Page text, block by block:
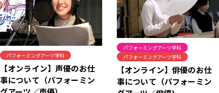
パフォーミングアーツ学科
【オンライン】声優のお仕
事について（パフォーミン
パフォーミングアーツ学科
パフォーミングアーツ学科
【オンライン】俳優のお仕
事について（パフォーミン